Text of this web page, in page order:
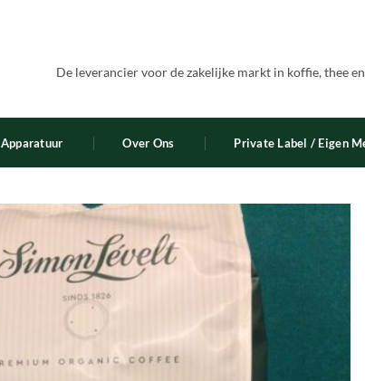
De leverancier voor de zakelijke markt in koffie, thee
Apparatuur Over Ons Private Label / Eigen